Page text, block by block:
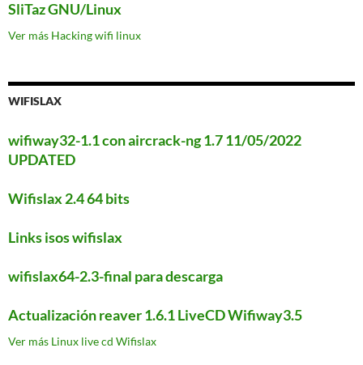
SliTaz GNU/Linux
Ver más Hacking wifi linux
WIFISLAX
wifiway32-1.1 con aircrack-ng 1.7 11/05/2022
UPDATED
Wifislax 2.4 64 bits
Links isos wifislax
wifislax64-2.3-final para descarga
Actualización reaver 1.6.1 LiveCD Wifiway3.5
Ver más Linux live cd Wifislax